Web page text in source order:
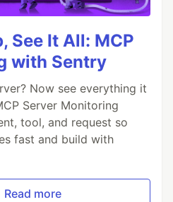
See It All: MCP
with Sentry
Now see everything it
Server Monitoring
tool, and request so
fast and build with
Read more